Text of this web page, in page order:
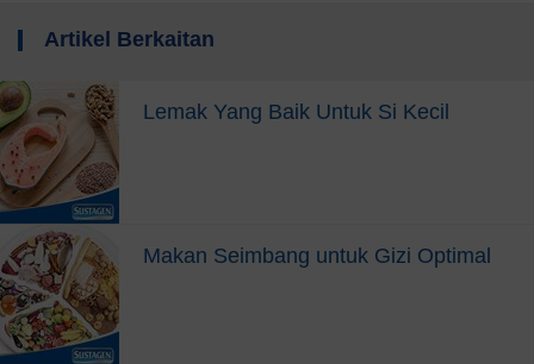
makanan dan cara menyajikannya. Misalnya, dari bahan ayam, ibu
mengulang satu jenis lauk dalam seminggu. Dan untuk menghindari
rasa bosan si kecil, tanyakan apa yang ibu akan masakkan untuk
dimakan si kecil.
Terlalu Banyak Ca
Si kecil hanya makan sedikit bisa juga karena ia merasa sudah
kenyang akibat terlalu banyak makan camilan. Karena itu, camilan
Artikel Berkaitan
Lemak Yang Baik Untuk Si Kecil
Makan Seimbang untuk Gizi Optimal